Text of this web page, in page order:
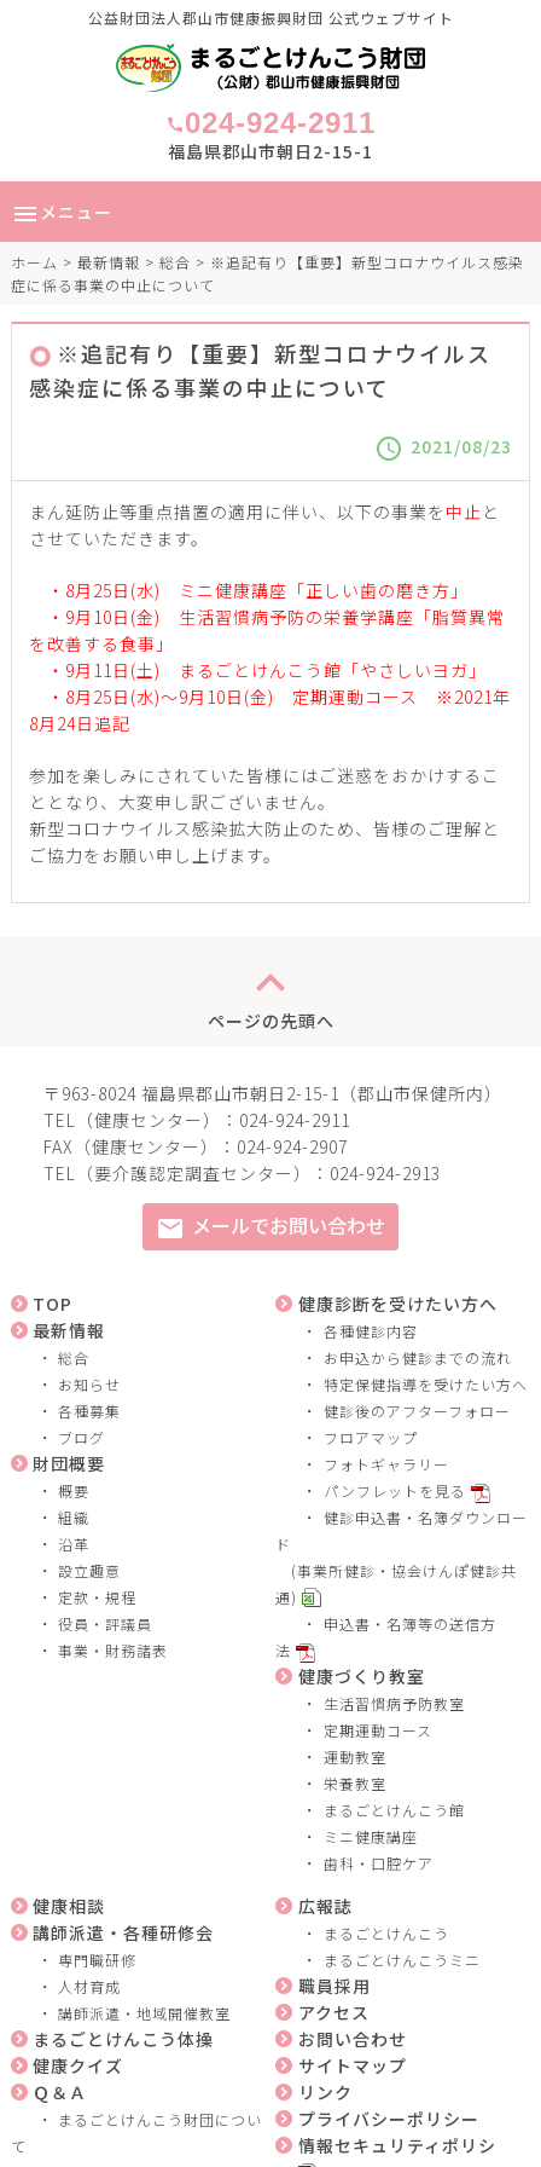
公益財団法人郡山市健康振興財団 公式ウェブサイト
call024-924-2911
福島県郡山市朝日2-15-1
menu メニュー
ホーム > 最新情報 > 総合 > ※追記有り【重要】新型コロナウイルス感染
症に係る事業の中止について
※追記有り【重要】新型コロナウイルス
感染症に係る事業の中止について
schedule 2021/08/23
まん延防止等重点措置の適用に伴い、以下の事業を 中止 と
させていただきます。
・8月25日(水) ミニ健康講座「正しい歯の磨き方」
・9月10日(金) 生活習慣病予防の栄養学講座「脂質異常
を改善する食事」
・9月11日(土) まるごとけんこう館「やさしいヨガ」
・8月25日(水)～9月10日(金) 定期運動コース ※2021年
8月24日追記
参加を楽しみにされていた皆様にはご迷惑をおかけするこ
ととなり、大変申し訳ございません。
新型コロナウイルス感染拡大防止のため、皆様のご理解と
ご協力をお願い申し上げます。
expand_less
ページの先頭へ
〒963-8024 福島県郡山市朝日2-15-1（郡山市保健所内）
TEL（健康センター）：024-924-2911
FAX（健康センター）：024-924-2907
TEL（要介護認定調査センター）：024-924-2913
mail メールでお問い合わせ
TOP
最新情報
総合
お知らせ
各種募集
ブログ
財団概要
概要
組織
沿革
設立趣意
定款・規程
役員・評議員
事業・財務諸表
健康診断を受けたい方へ
各種健診内容
お申込から健診までの流れ
特定保健指導を受けたい方へ
健診後のアフターフォロー
フロアマップ
フォトギャラリー
パンフレットを見る
健診申込書・名簿ダウンロー
ド
(事業所健診・協会けんぽ健診共
通)
申込書・名簿等の送信方
法
健康づくり教室
生活習慣病予防教室
定期運動コース
運動教室
栄養教室
まるごとけんこう館
ミニ健康講座
歯科・口腔ケア
健康相談
講師派遣・各種研修会
専門職研修
人材育成
講師派遣・地域開催教室
まるごとけんこう体操
健康クイズ
Ｑ＆Ａ
まるごとけんこう財団につい
て
広報誌
まるごとけんこう
まるごとけんこうミニ
職員採用
アクセス
お問い合わせ
サイトマップ
リンク
プライバシーポリシー
情報セキュリティポリシ